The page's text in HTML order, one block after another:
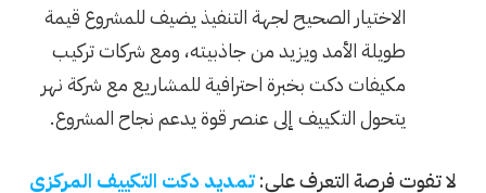
الاختيار الصحيح لجهة التنفيذ يضيف للمشروع قيمة
طويلة الأمد ويزيد من جاذبيته، ومع شركات تركيب
مكيفات دكت بخبرة احترافية للمشاريع مع شركة نهر
يتحول التكييف إلى عنصر قوة يدعم نجاح المشروع.
لا تفوت فرصة التعرف علي:تمديد دكت التكييف المركزي